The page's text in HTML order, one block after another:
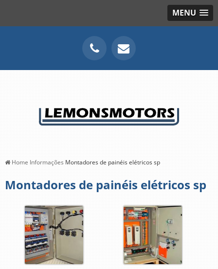
MENU
Home Informações Montadores de painéis elétricos sp
Montadores de painéis elétricos sp